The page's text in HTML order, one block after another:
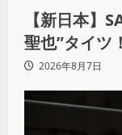
【新日本】
聖也”タイツ
KO「俺と闘
2026年8月7日